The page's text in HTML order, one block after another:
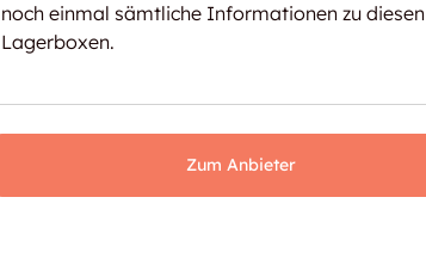
noch einmal sämtliche Informationen zu diesen
Lagerboxen.
Zum Anbieter